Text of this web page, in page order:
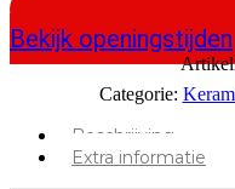
Bekijk openingstijden
Categorie:
Beschrijving
Extra informatie